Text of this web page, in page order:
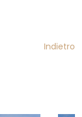
Indietro